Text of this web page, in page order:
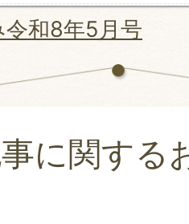
和8年5月号
に関する